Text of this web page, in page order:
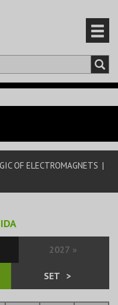
OF ELECTROMAGNETS |
2027 »
SET >